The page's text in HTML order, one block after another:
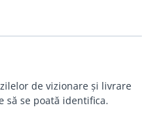
de vizionare și livrare
să se poată identifica.